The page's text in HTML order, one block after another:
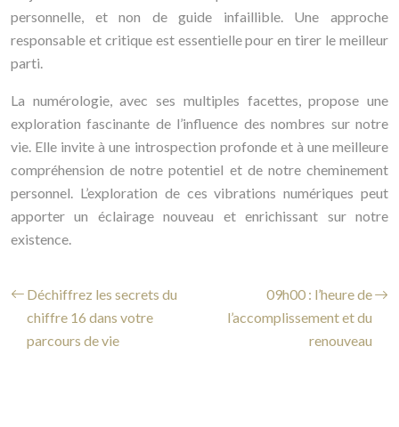
personnelle, et non de guide infaillible. Une approche
responsable et critique est essentielle pour en tirer le meilleur
parti.
La numérologie, avec ses multiples facettes, propose une
exploration fascinante de l’influence des nombres sur notre
vie. Elle invite à une introspection profonde et à une meilleure
compréhension de notre potentiel et de notre cheminement
personnel. L’exploration de ces vibrations numériques peut
apporter un éclairage nouveau et enrichissant sur notre
existence.
Déchiffrez les secrets du
chiffre 16 dans votre
parcours de vie
09h00 : l’heure de
l’accomplissement et du
renouveau